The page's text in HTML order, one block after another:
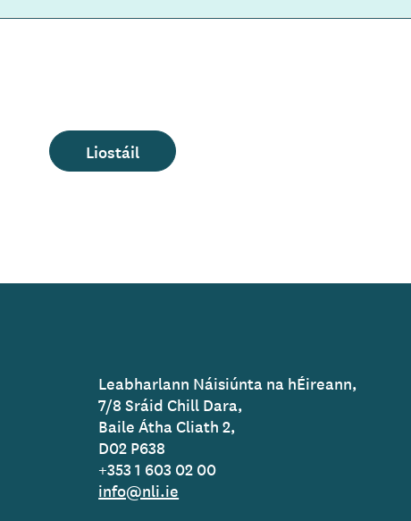
Liostáil
Leabharlann Náisiúnta na hÉireann,
7/8 Sráid Chill Dara,
Baile Átha Cliath 2,
D02 P638
+353 1 603 02 00
info@nli.ie